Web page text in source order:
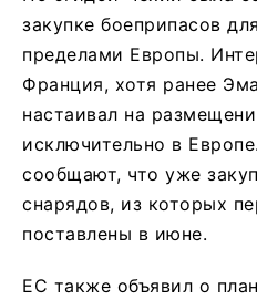
закупке боеприпасов
пределами Европы.
Франция, хотя ранее
настаивал на
исключительно в
сообщают, что уже
снарядов, из которых
поставлены в июне.
ЕС также объявил о